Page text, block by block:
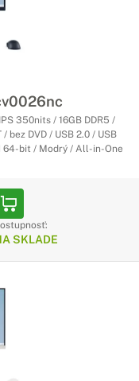
350nits / 16GB DDR5 /
bez DVD / USB 2.0 / USB
64-bit / Modrý / All-in-One
SKLADE